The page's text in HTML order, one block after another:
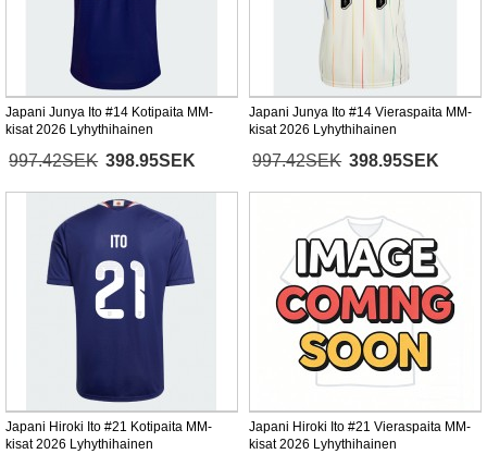
Japani Junya Ito #14 Kotipaita MM-
kisat 2026 Lyhythihainen
997.42SEK 398.95SEK
Japani Junya Ito #14 Vieraspaita MM-
kisat 2026 Lyhythihainen
997.42SEK 398.95SEK
Japani Hiroki Ito #21 Kotipaita MM-
kisat 2026 Lyhythihainen
Japani Hiroki Ito #21 Vieraspaita MM-
kisat 2026 Lyhythihainen